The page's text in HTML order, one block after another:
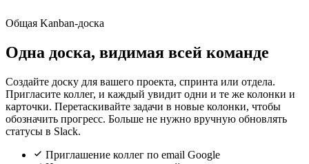
Общая Kanban-доска
Одна доска, видимая всей команде
Создайте доску для вашего проекта, спринта или отдела.
Пригласите коллег, и каждый увидит одни и те же колонки и
карточки. Перетаскивайте задачи в новые колонки, чтобы
обозначить прогресс. Больше не нужно вручную обновлять
статусы в Slack.
Приглашение коллег по email Google